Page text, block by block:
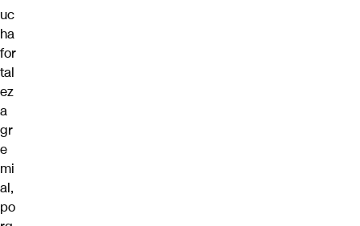
uc
ha
for
tal
ez
a
gr
e
mi
al,
po